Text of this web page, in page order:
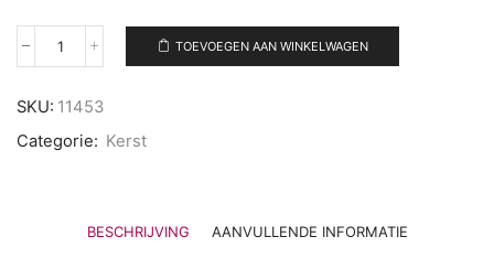
Raamsticker
Kerstboom
Cartoon
Merry
TOEVOEGEN AAN WINKELWAGEN
SKU: 11453
Categorie: Kerst
BESCHRIJVING AANVULLENDE INFORMATIE